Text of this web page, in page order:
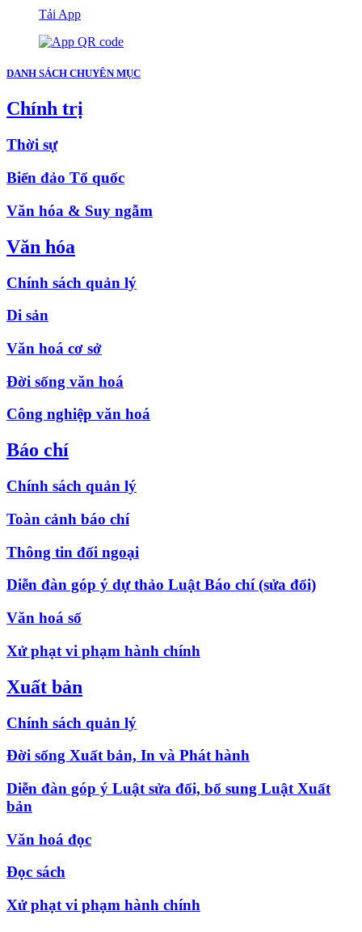
Tải App
DANH SÁCH CHUYÊN MỤC
Chính trị
Thời sự
Biển đảo Tổ quốc
Văn hóa & Suy ngẫm
Văn hóa
Chính sách quản lý
Di sản
Văn hoá cơ sở
Đời sống văn hoá
Công nghiệp văn hoá
Báo chí
Chính sách quản lý
Toàn cảnh báo chí
Thông tin đối ngoại
Diễn đàn góp ý dự thảo Luật Báo chí (sửa đổi)
Văn hoá số
Xử phạt vi phạm hành chính
Xuất bản
Chính sách quản lý
Đời sống Xuất bản, In và Phát hành
Diễn đàn góp ý Luật sửa đổi, bổ sung Luật Xuất
bản
Văn hoá đọc
Đọc sách
Xử phạt vi phạm hành chính